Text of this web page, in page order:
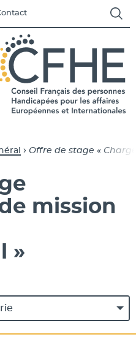
› Offre de stage «
mission
»